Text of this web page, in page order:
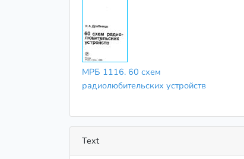
МРБ 1116. 60 схем
радиолюбительских устройств
Text